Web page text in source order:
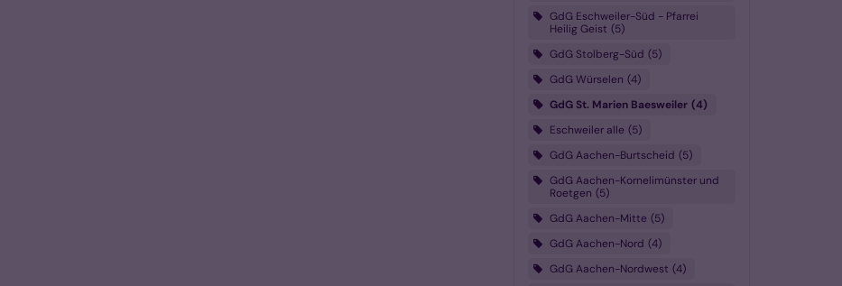
GdG Eschweiler-Süd - Pfarrei
Heilig Geist 5
GdG Stolberg-Süd 5
GdG Würselen 4
GdG St. Marien Baesweiler 4
Eschweiler alle 5
GdG Aachen-Burtscheid 5
GdG Aachen-Kornelimünster und
Roetgen 5
GdG Aachen-Mitte 5
GdG Aachen-Nord 4
GdG Aachen-Nordwest 4